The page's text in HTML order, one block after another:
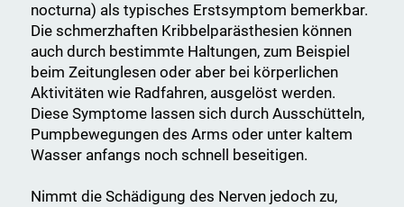
nocturna) als typisches Erstsymptom bemerkbar.
Die schmerzhaften Kribbelparästhesien können
auch durch bestimmte Haltungen, zum Beispiel
beim Zeitunglesen oder aber bei körperlichen
Aktivitäten wie Radfahren, ausgelöst werden.
Diese Symptome lassen sich durch Ausschütteln,
Pumpbewegungen des Arms oder unter kaltem
Wasser anfangs noch schnell beseitigen.
Nimmt die Schädigung des Nerven jedoch zu,